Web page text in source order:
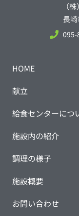
（
長
095-
HOME
献立
給食センターにつ
施設内の紹介
調理の様子
施設概要
お問い合わせ